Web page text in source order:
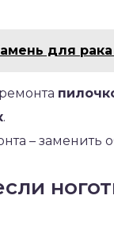
для
.
– заменить